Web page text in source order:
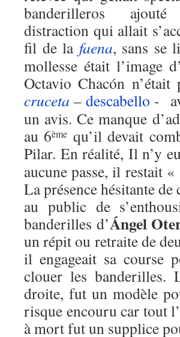
banderilleros
distraction qui allait
fil de la faena, sans se
mollesse était l’image
Octavio Chacón
cruceta –descabello -
un avis. Ce manque
au 6ème qu’il devait
Pilar. En réalité, Il n’y
aucune passe, il restait
La présence hésitante de
au public de
banderilles d’Ángel
un répit ou retraite de
il engageait sa course
clouer les banderilles.
droite, fut un modèle
risque encouru car tout
à mort fut un supplice